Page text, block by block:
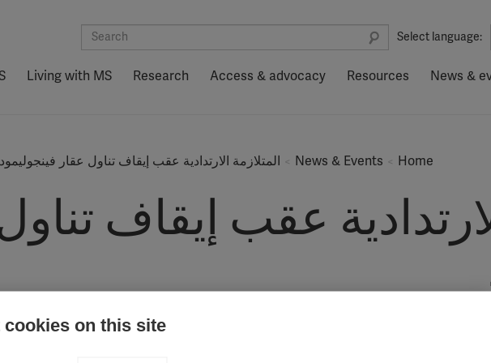
Select language:
Living with MS Research Access & advocacy Resources News &
Home
News & Events المتلازمة الارتدادية عقب إيقاف تناول عقار فينجوليمود
عقب إيقاف
Researchers find that suddenly stopping fingolimod may lead to
cookies on this site